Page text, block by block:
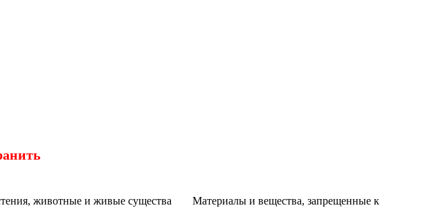
животные и живые существа
Материалы и вещества, запрещенные к